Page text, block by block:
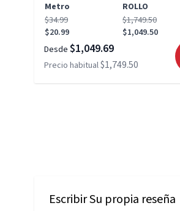
Metro
ROLLO
$34.99
$20.99
$1,749.50
$1,049.50
Desde $1,049.69
Precio habitual$1,749.50
Escribir Su propia reseña